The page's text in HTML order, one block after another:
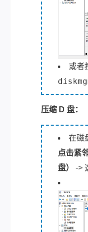
或者
压缩 D 盘：
在磁
点击紧
盘）
->